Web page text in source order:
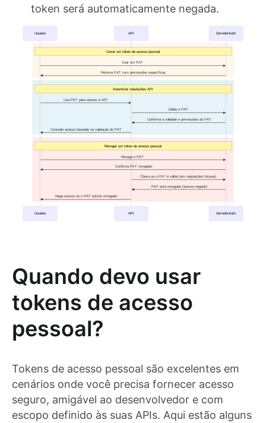
token será automaticamente negada.
Quando devo usar
tokens de acesso
pessoal?
Tokens de acesso pessoal são excelentes em
cenários onde você precisa fornecer acesso
seguro, amigável ao desenvolvedor e com
escopo definido às suas APIs. Aqui estão alguns